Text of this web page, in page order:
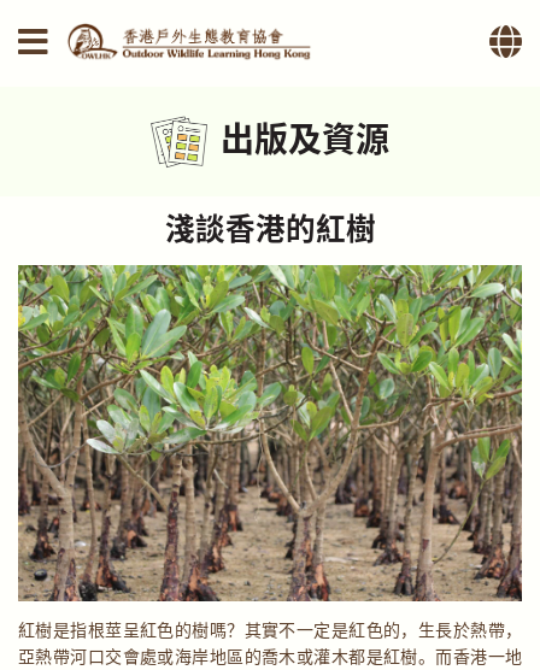
出版及資源
淺談香港的紅樹
紅樹是指根莖呈紅色的樹嗎？其實不一定是紅色的，生長於熱帶，
亞熱帶河口交會處或海岸地區的喬木或灌木都是紅樹。而香港一地